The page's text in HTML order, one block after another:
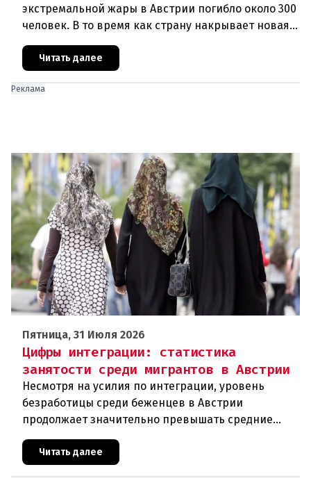
экстремальной жары в Австрии погибло около 300
человек. В то время как страну накрывает новая
волна зноя, министр климата Норберт Тотшниг, по
мнению Greenpeac
Читать далее
Реклама
Пятница, 31 Июля 2026
Цифры интеграции: статистика
занятости среди мигрантов в Австрии
Несмотря на усилия по интеграции, уровень
безработицы среди беженцев в Австрии
продолжает значительно превышать средние
безработица в 2025 году составила 7,4
Читать далее